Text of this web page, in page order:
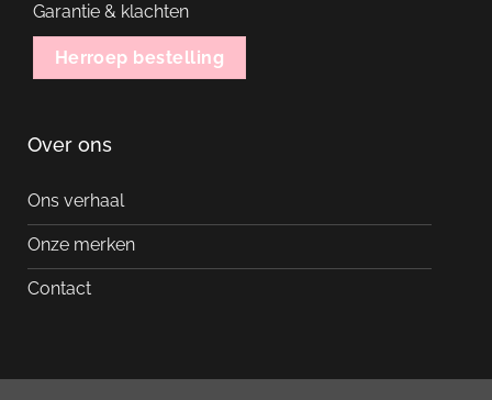
Garantie & klachten
Herroep bestelling
Over ons
Ons verhaal
Onze merken
Contact